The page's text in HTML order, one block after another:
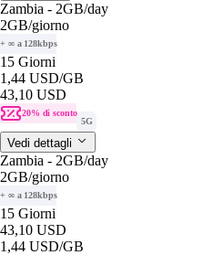
Zambia - 2GB/day
2GB/giorno
+ ∞ a 128kbps
15 Giorni
1,44 USD/GB
43,10 USD
20% di sconto
5G
Vedi dettagli
Zambia - 2GB/day
2GB/giorno
+ ∞ a 128kbps
15 Giorni
43,10 USD
1,44 USD/GB